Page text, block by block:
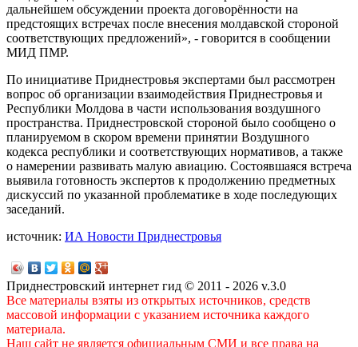
дальнейшем обсуждении проекта договорённости на
предстоящих встречах после внесения молдавской стороной
соответствующих предложений», - говорится в сообщении
МИД ПМР.
По инициативе Приднестровья экспертами был рассмотрен
вопрос об организации взаимодействия Приднестровья и
Республики Молдова в части использования воздушного
пространства. Приднестровской стороной было сообщено о
планируемом в скором времени принятии Воздушного
кодекса республики и соответствующих нормативов, а также
о намерении развивать малую авиацию. Состоявшаяся встреча
выявила готовность экспертов к продолжению предметных
дискуссий по указанной проблематике в ходе последующих
заседаний.
источник: ИА Новости Приднестровья
Приднестровский интернет гид © 2011 - 2026 v.3.0
Все материалы взяты из открытых источников, средств
массовой информации с указанием источника каждого
материала.
Наш сайт не является официальным СМИ и все права на